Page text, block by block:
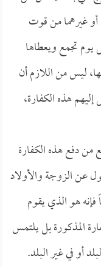
غيرهما من قوت
تجمع ويعطاها
ليس من اللازم أن
هذه الكفارة،
من دفع هذه الكفارة
عن الزوجة والأولاد
فإنه هو الذي يقوم
المذكورة بل يلتمس
أو في غير البلد.